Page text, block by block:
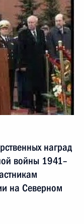
наград
войны 1941–
на Северном